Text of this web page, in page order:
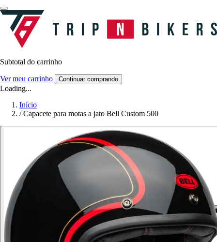
Subtotal do carrinho
Ver meu carrinho Continuar comprando
Loading...
Início
/ Capacete para motas a jato Bell Custom 500